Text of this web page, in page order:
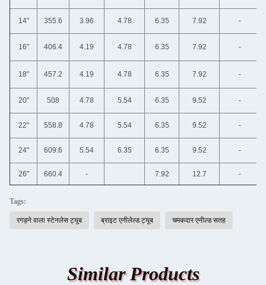
14" 355.6 3.96 4.78 6.35 7.92 -
16" 406.4 4.19 4.78 6.35 7.92 -
18" 457.2 4.19 4.78 6.35 7.92 -
20" 508 4.78 5.54 6.35 9.52 -
22" 558.8 4.78 5.54 6.35 9.52 -
24" 609.6 5.54 6.35 6.35 9.52 -
26" 660.4 - 7.92 12.7 -
Tags:
रगड़ने वाला स्टेनलेस ट्यूब ब्राइट एनीलेल्ड ट्यूब चमकदार एनील्ड सतह
Similar Products